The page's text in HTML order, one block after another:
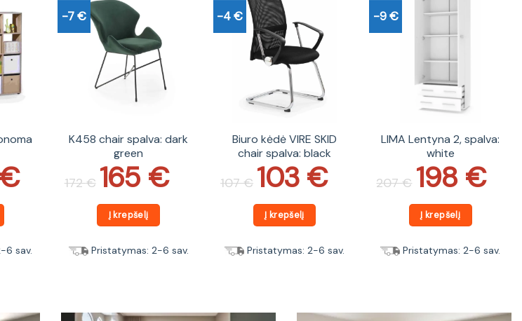
€
6 sav.
-7 €
K458 chair spalva: dark
green
172€
Original
price
was: 165 €
Current
price
is:
Į krepšelį
Pristatymas: 2-6 sav.
-4 €
Biuro kėdė VIRE SKID
chair spalva: black
107€
Original
price
was: 103 €
Current
price
is:
Į krepšelį
Pristatymas: 2-6 sav.
-9 €
LIMA Lentyna 2, spalva:
white
207€
price
was: 198 €
price
is:
Į krepšelį
Pristatymas: 2-6 sav.